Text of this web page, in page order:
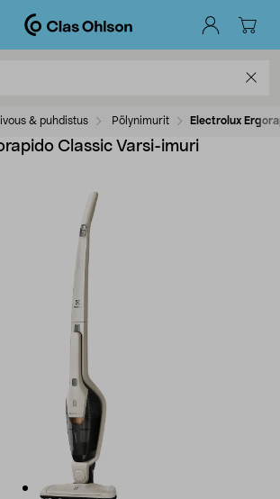
& puhdistus Pölynimurit Electrolux
Classic Varsi-imuri